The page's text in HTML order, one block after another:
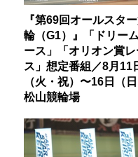
『第69回オールスタ
輪（G1）』「ドリー
ース」「オリオン賞
ス」想定番組／8月11
（火・祝）〜16日（日
松山競輪場